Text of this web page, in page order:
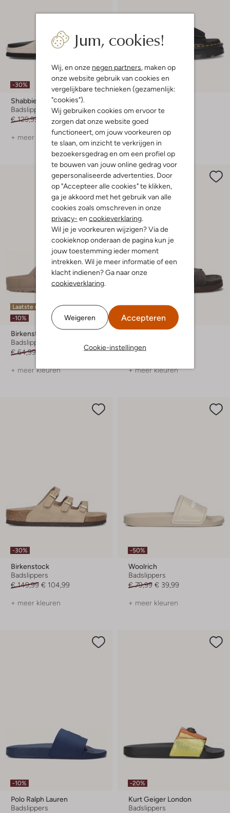
Jum, cookies!
Wij, en onze negen partners, maken op
onze website gebruik van cookies en
vergelijkbare technieken (gezamenlijk:
"cookies").
Wij gebruiken cookies om ervoor te
zorgen dat onze website goed
functioneert, om jouw voorkeuren op
te slaan, om inzicht te verkrijgen in
bezoekersgedrag en om een profiel op
te bouwen van jouw online gedrag voor
gepersonaliseerde advertenties. Door
op "Accepteer alle cookies" te klikken,
ga je akkoord met het gebruik van alle
cookies zoals omschreven in onze
privacy- en cookieverklaring.
Wil je je voorkeuren wijzigen? Via de
cookieknop onderaan de pagina kun je
jouw toestemming ieder moment
intrekken. Wil je meer informatie of een
klacht indienen? Ga naar onze
cookieverklaring.
Weigeren Accepteren
Cookie-instellingen
-30%
Shabbies
Badslippers
€ 129,99
€ 90,99
+ meer kleuren
-30%
Badslippers
€ 149,99
+ meer kleuren
Laatste maten
-10%
Birkenstock
Badslippers
€ 64,99
+ meer kleuren
-20%
€ 119,99
+ meer kleuren
-30%
Birkenstock
Badslippers
€ 149,99 € 104,99
+ meer kleuren
-50%
Woolrich
Badslippers
€ 79,99 € 39,99
+ meer kleuren
-10%
Polo Ralph Lauren
Badslippers
-20%
Kurt Geiger London
Badslippers